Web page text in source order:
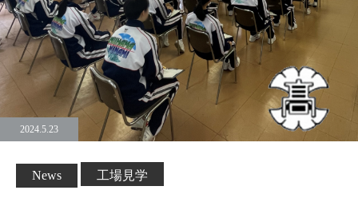
2024.5.23
News 工場見学